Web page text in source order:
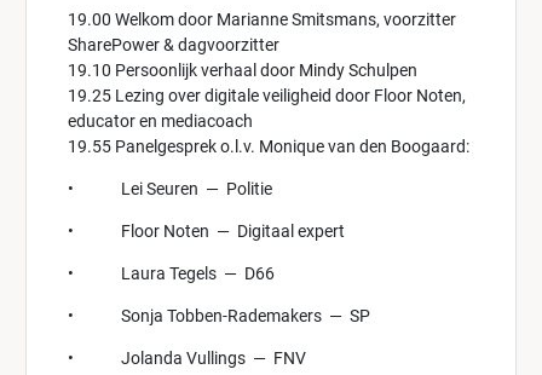
19.00 Welkom door Marianne Smitsmans, voorzitter
SharePower & dagvoorzitter
19.10 Persoonlijk verhaal door Mindy Schulpen
19.25 Lezing over digitale veiligheid door Floor Noten,
educator en mediacoach
19.55 Panelgesprek o.l.v. Monique van den Boogaard:
• Lei Seuren — Politie
• Floor Noten — Digitaal expert
• Laura Tegels — D66
• Sonja Tobben-Rademakers — SP
• Jolanda Vullings — FNV